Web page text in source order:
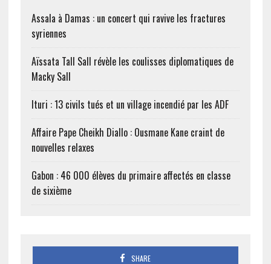
Assala à Damas : un concert qui ravive les fractures
syriennes
Aïssata Tall Sall révèle les coulisses diplomatiques de
Macky Sall
Ituri : 13 civils tués et un village incendié par les ADF
Affaire Pape Cheikh Diallo : Ousmane Kane craint de
nouvelles relaxes
Gabon : 46 000 élèves du primaire affectés en classe
de sixième
SHARE